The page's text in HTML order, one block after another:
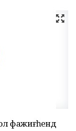
фажиғәһендә